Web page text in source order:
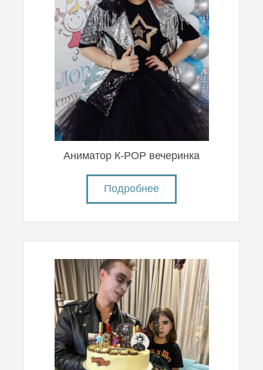
Аниматор К-POP вечеринка
Подробнее